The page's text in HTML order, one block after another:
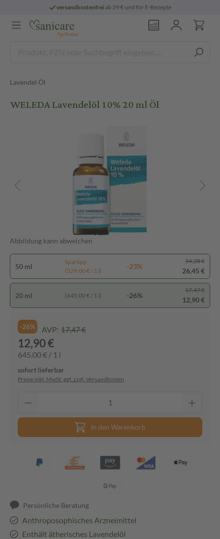
versandkostenfreiab 29 € und für E-Rezepte
Lavendel Öl
WELEDA Lavendelöl 10% 20 ml Öl
Abbildung kann abweichen
50 ml
Spartipp
(529,00 € / 1 l)
-23%
34,28 €
26,45 €
20 ml (645,00 € / 1 l) -26%
17,47 €
12,90 €
-26% AVP: 17,47 €
12,90 €
645,00 € / 1 l
sofort lieferbar
Preise inkl. MwSt. ggf. zzgl. Versandkosten
In den Warenkorb
Persönliche Beratung
Anthroposophisches Arzneimittel
Enthält ätherisches Lavendelöl